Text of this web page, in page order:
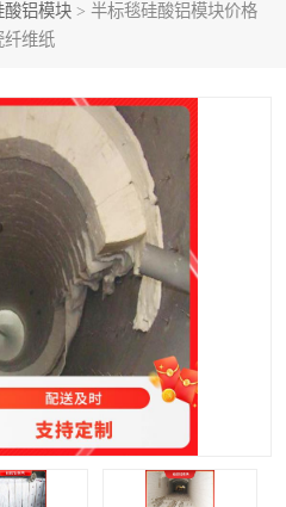
酸铝模块 > 半标毯硅酸铝模块价格
纤维纸
硅酸铝纤维毯
硅酸铝模块
硅酸铝板